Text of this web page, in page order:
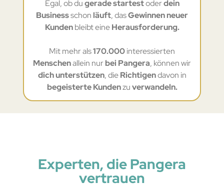
Egal, ob dugerade startestoderdein
Businessschon läuft, dasGewinnen neuer
Kundenbleibt eineHerausforderung.
Mit mehr als170.000interessierten
Menschenallein nurbei Pangera, können wir
dich unterstützen, dieRichtigendavon in
begeisterte Kundenzuverwandeln.
Experten, die Pangera
vertrauen